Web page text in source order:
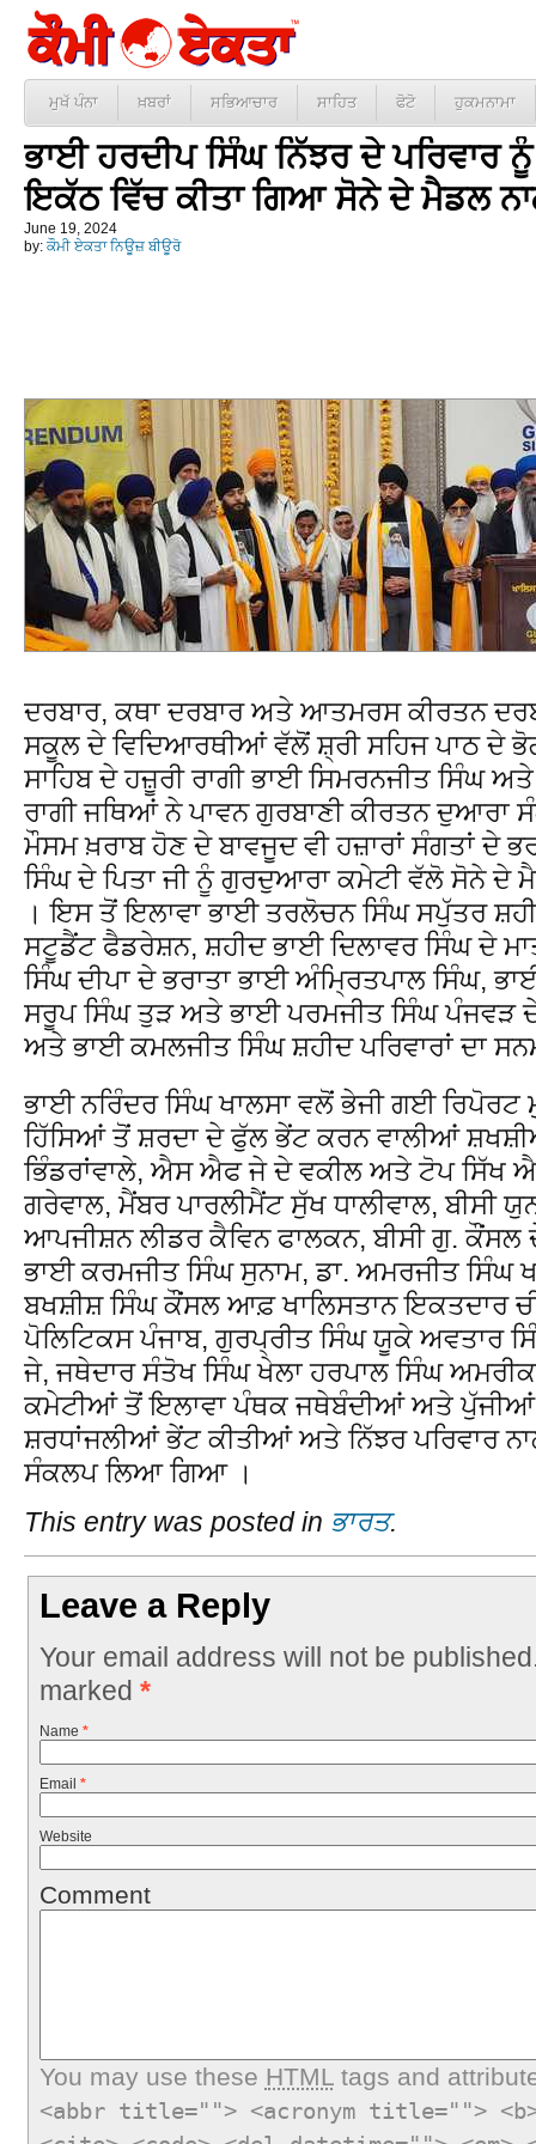
ਮੁਖੱ ਪੰਨਾ ਖ਼ਬਰਾਂ ਸਭਿਆਚਾਰ ਸਾਹਿਤ ਫੋਟੋ ਹੁਕਮਨਾਮਾ
ਭਾਈ ਹਰਦੀਪ ਸਿੰਘ ਨਿੱਝਰ ਦੇ ਪਰਿਵਾਰ
ਇਕੱਠ ਵਿੱਚ ਕੀਤਾ ਗਿਆ ਸੋਨੇ ਦੇ ਮੈਡਲ
June 19, 2024
by: ਕੌਮੀ ਏਕਤਾ ਨਿਊਜ਼ ਬੀਊਰੋ
ਦਰਬਾਰ, ਕਥਾ ਦਰਬਾਰ ਅਤੇ ਆਤਮਰਸ ਕੀਰਤਨ
ਸਕੂਲ ਦੇ ਵਿਦਿਆਰਥੀਆਂ ਵੱਲੋਂ ਸ਼੍ਰੀ ਸਹਿਜ ਪਾਠ ਦੇ
ਸਾਹਿਬ ਦੇ ਹਜ਼ੂਰੀ ਰਾਗੀ ਭਾਈ ਸਿਮਰਨਜੀਤ ਸਿੰਘ
ਰਾਗੀ ਜਥਿਆਂ ਨੇ ਪਾਵਨ ਗੁਰਬਾਣੀ ਕੀਰਤਨ ਦੁਆਰਾ
ਮੌਸਮ ਖ਼ਰਾਬ ਹੋਣ ਦੇ ਬਾਵਜੂਦ ਵੀ ਹਜ਼ਾਰਾਂ ਸੰਗਤਾਂ ਦੇ
ਸਿੰਘ ਦੇ ਪਿਤਾ ਜੀ ਨੂੰ ਗੁਰਦੁਆਰਾ ਕਮੇਟੀ ਵੱਲੋ ਸੋਨੇ ਦੇ
। ਇਸ ਤੋਂ ਇਲਾਵਾ ਭਾਈ ਤਰਲੋਚਨ ਸਿੰਘ ਸਪੁੱਤਰ
ਸਟੂਡੈਂਟ ਫੈਡਰੇਸ਼ਨ, ਸ਼ਹੀਦ ਭਾਈ ਦਿਲਾਵਰ ਸਿੰਘ ਦੇ
ਸਿੰਘ ਦੀਪਾ ਦੇ ਭਰਾਤਾ ਭਾਈ ਅੰਮ੍ਰਿਤਪਾਲ ਸਿੰਘ,
ਸਰੂਪ ਸਿੰਘ ਤੁੜ ਅਤੇ ਭਾਈ ਪਰਮਜੀਤ ਸਿੰਘ ਪੰਜਵੜ
ਅਤੇ ਭਾਈ ਕਮਲਜੀਤ ਸਿੰਘ ਸ਼ਹੀਦ ਪਰਿਵਾਰਾਂ ਦਾ
ਭਾਈ ਨਰਿੰਦਰ ਸਿੰਘ ਖਾਲਸਾ ਵਲੋਂ ਭੇਜੀ ਗਈ
ਹਿੱਸਿਆਂ ਤੋਂ ਸ਼ਰਦਾ ਦੇ ਫੁੱਲ ਭੇਂਟ ਕਰਨ ਵਾਲੀਆਂ
ਭਿੰਡਰਾਂਵਾਲੇ, ਐਸ ਐਫ ਜੇ ਦੇ ਵਕੀਲ ਅਤੇ ਟੋਪ ਸਿੱਖ
ਗਰੇਵਾਲ, ਮੈਂਬਰ ਪਾਰਲੀਮੈਂਟ ਸੁੱਖ ਧਾਲੀਵਾਲ, ਬੀਸੀ
ਆਪਜੀਸ਼ਨ ਲੀਡਰ ਕੈਵਿਨ ਫਾਲਕਨ, ਬੀਸੀ ਗੁ. ਕੌਂਸਲ
ਭਾਈ ਕਰਮਜੀਤ ਸਿੰਘ ਸੁਨਾਮ, ਡਾ. ਅਮਰਜੀਤ ਸਿੰਘ
ਬਖਸ਼ੀਸ਼ ਸਿੰਘ ਕੌਂਸਲ ਆਫ਼ ਖਾਲਿਸਤਾਨ ਇਕਤਦਾਰ
ਪੋਲਿਟਿਕਸ ਪੰਜਾਬ, ਗੁਰਪ੍ਰੀਤ ਸਿੰਘ ਯੂਕੇ ਅਵਤਾਰ
ਜੇ, ਜਥੇਦਾਰ ਸੰਤੋਖ ਸਿੰਘ ਖੇਲਾ ਹਰਪਾਲ ਸਿੰਘ
ਕਮੇਟੀਆਂ ਤੋਂ ਇਲਾਵਾ ਪੰਥਕ ਜਥੇਬੰਦੀਆਂ ਅਤੇ
ਸ਼ਰਧਾਂਜਲੀਆਂ ਭੇਂਟ ਕੀਤੀਆਂ ਅਤੇ ਨਿੱਝਰ ਪਰਿਵਾਰ
ਸੰਕਲਪ ਲਿਆ ਗਿਆ ।
This entry was posted in ਭਾਰਤ.
Leave a Reply
Your email address will not be
marked *
Name *
Email *
Website
Comment
You may use these HTMLtags and
<abbr title=""> <acronym title="">